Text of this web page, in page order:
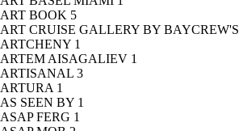
ART BOOK 5
ART CRUISE GALLERY BY BAYCREW'S
ARTCHENY 1
ARTEM AISAGALIEV 1
ARTISANAL 3
ARTURA 1
AS SEEN BY 1
ASAP FERG 1